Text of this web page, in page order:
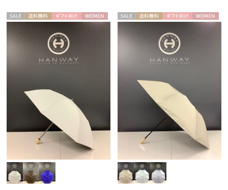
セー
ル
送料無 ギフト
向け
WOME
セー
ル
送料無 ギフト
向け
WOME